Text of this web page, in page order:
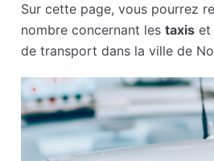
Sur cette page, vous pourrez
nombre concernant lestaxis et
de transport dans la ville de